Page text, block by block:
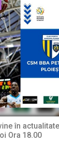
în
Ora 18.00